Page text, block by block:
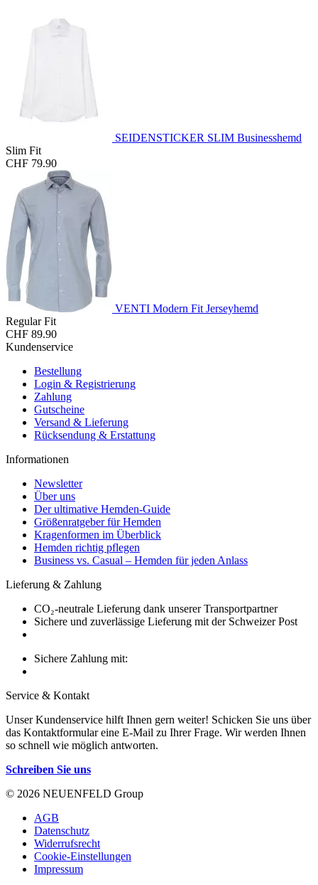
SEIDENSTICKER SLIM Businesshemd
Slim Fit
CHF 79.90
VENTI Modern Fit Jerseyhemd
Regular Fit
CHF 89.90
Kundenservice
Bestellung
Login & Registrierung
Zahlung
Gutscheine
Versand & Lieferung
Rücksendung & Erstattung
Informationen
Newsletter
Über uns
Der ultimative Hemden-Guide
Größenratgeber für Hemden
Kragenformen im Überblick
Hemden richtig pflegen
Business vs. Casual – Hemden für jeden Anlass
Lieferung & Zahlung
CO₂-neutrale Lieferung dank unserer Transportpartner
Sichere und zuverlässige Lieferung mit der Schweizer Post
Sichere Zahlung mit:
Service & Kontakt
Unser Kundenservice hilft Ihnen gern weiter! Schicken Sie uns über
das Kontaktformular eine E-Mail zu Ihrer Frage. Wir werden Ihnen
so schnell wie möglich antworten.
Schreiben Sie uns
© 2026 NEUENFELD Group
AGB
Datenschutz
Widerrufsrecht
Cookie-Einstellungen
Impressum